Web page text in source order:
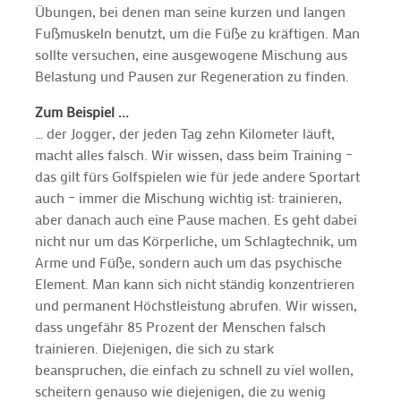
Übungen, bei denen man seine kurzen und langen
Fußmuskeln benutzt, um die Füße zu kräftigen. Man
sollte versuchen, eine ausgewogene Mischung aus
Belastung und Pausen zur Regeneration zu finden.
Zum Beispiel ...
… der Jogger, der jeden Tag zehn Kilometer läuft,
macht alles falsch. Wir wissen, dass beim Training –
das gilt fürs Golfspielen wie für jede andere Sportart
auch – immer die Mischung wichtig ist: trainieren,
aber danach auch eine Pause machen. Es geht dabei
nicht nur um das Körperliche, um Schlagtechnik, um
Arme und Füße, sondern auch um das psychische
Element. Man kann sich nicht ständig konzentrieren
und permanent Höchstleistung abrufen. Wir wissen,
dass ungefähr 85 Prozent der Menschen falsch
trainieren. Diejenigen, die sich zu stark
beanspruchen, die einfach zu schnell zu viel wollen,
scheitern genauso wie diejenigen, die zu wenig